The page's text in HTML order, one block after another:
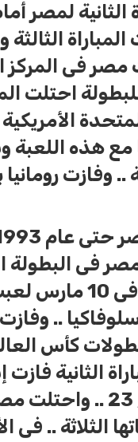
مصر فى المركز
احتلت
المتحدة
مع هذه
.. وفازت
فى البطولة
فى شهر مارس ..
كأس
فازت النمسا 26 /